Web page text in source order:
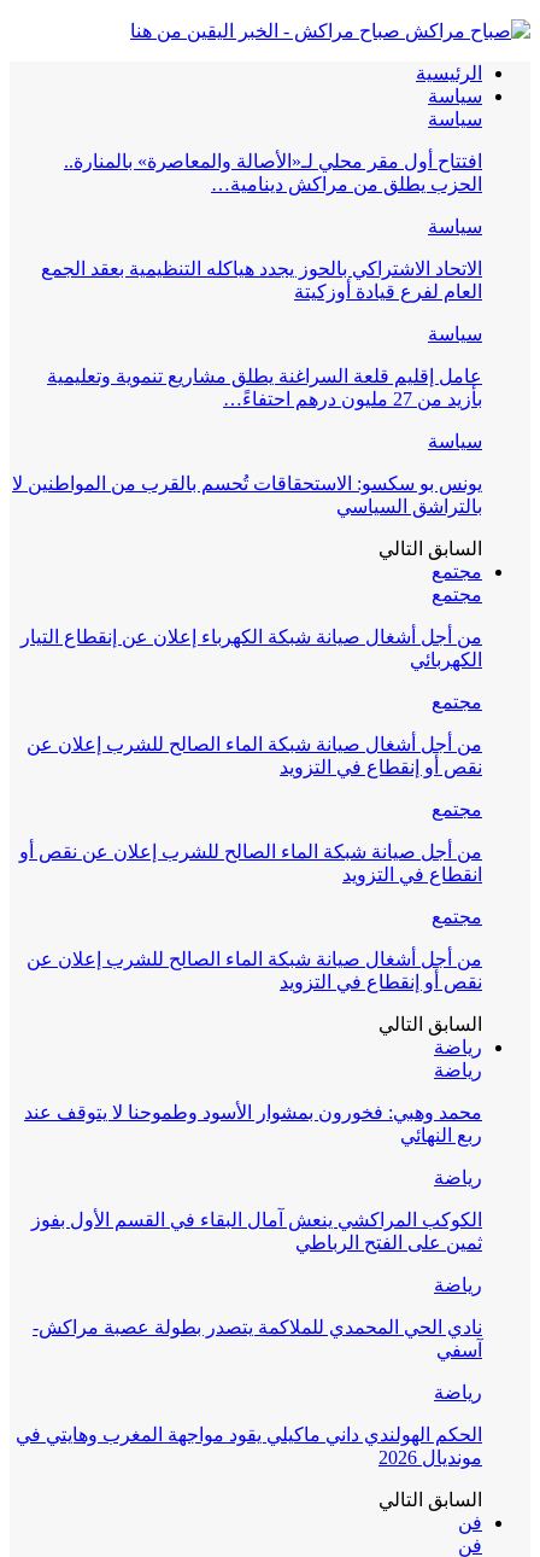
صباح مراكش - الخبر اليقين من هنا
الرئيسية
سياسة
سياسة
افتتاح أول مقر محلي لـ«الأصالة والمعاصرة» بالمنارة..
الحزب يطلق من مراكش دينامية…
سياسة
الاتحاد الاشتراكي بالحوز يجدد هياكله التنظيمية بعقد الجمع
العام لفرع قيادة أوزكيتة
سياسة
عامل إقليم قلعة السراغنة يطلق مشاريع تنموية وتعليمية
بأزيد من 27 مليون درهم احتفاءً…
سياسة
يونس بو سكسو: الاستحقاقات تُحسم بالقرب من المواطنين لا
بالتراشق السياسي
السابق التالي
مجتمع
مجتمع
من أجل أشغال صيانة شبكة الكهرباء إعلان عن إنقطاع التيار
الكهربائي
مجتمع
من أجل أشغال صيانة شبكة الماء الصالح للشرب إعلان عن
نقص أو إنقطاع في التزويد
مجتمع
من أجل صيانة شبكة الماء الصالح للشرب إعلان عن نقص أو
انقطاع في التزويد
مجتمع
من أجل أشغال صيانة شبكة الماء الصالح للشرب إعلان عن
نقص أو إنقطاع في التزويد
السابق التالي
رياضة
رياضة
محمد وهبي: فخورون بمشوار الأسود وطموحنا لا يتوقف عند
ربع النهائي
رياضة
الكوكب المراكشي ينعش آمال البقاء في القسم الأول بفوز
ثمين على الفتح الرباطي
رياضة
نادي الحي المحمدي للملاكمة يتصدر بطولة عصبة مراكش-
آسفي
رياضة
الحكم الهولندي داني ماكيلي يقود مواجهة المغرب وهايتي في
مونديال 2026
السابق التالي
فن
فن